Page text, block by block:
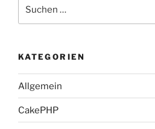
nach:
KATEGORIEN
Allgemein
CakePHP